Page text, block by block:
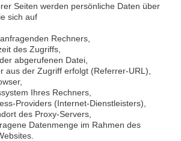
Seiten werden persönliche Daten über
sich auf
Rechners,
des Zugriffs,
abgerufenen Datei,
aus der Zugriff erfolgt (Referrer-URL),
Ihres Rechners,
Providers (Internet-Dienstleisters),
des Proxy-Servers,
Datenmenge im Rahmen des